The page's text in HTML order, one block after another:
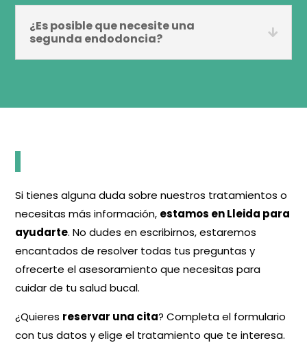
¿Es posible que necesite una
segunda endodoncia?
Si tienes alguna duda sobre nuestros tratamientos o
necesitas más información, estamos en Lleida para
ayudarte. No dudes en escribirnos, estaremos
encantados de resolver todas tus preguntas y
ofrecerte el asesoramiento que necesitas para
cuidar de tu salud bucal.
¿Quieres reservar una cita? Completa el formulario
con tus datos y elige el tratamiento que te interesa.